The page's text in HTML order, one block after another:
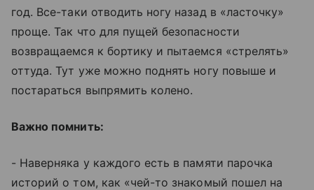
год. Все-таки отводить ногу назад в «ласточку»
проще. Так что для пущей безопасности
возвращаемся к бортику и пытаемся «стрелять»
оттуда. Тут уже можно поднять ногу повыше и
постараться выпрямить колено.
Важно помнить:
- Наверняка у каждого есть в памяти парочка
историй о том, как «чей-то знакомый пошел на